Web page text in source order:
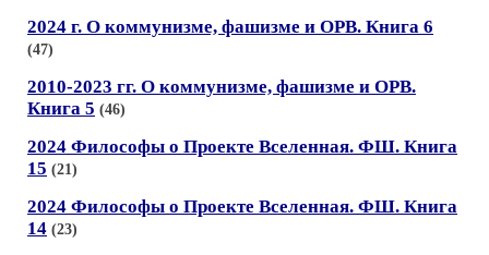
2024 г. О коммунизме, фашизме и ОРВ. Книга 6
(47)
2010-2023 гг. О коммунизме, фашизме и ОРВ.
Книга 5 (46)
2024 Философы о Проекте Вселенная. ФШ. Книга
15 (21)
2024 Философы о Проекте Вселенная. ФШ. Книга
14 (23)